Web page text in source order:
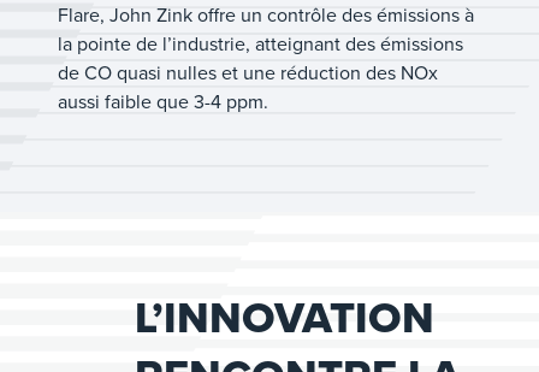
Flare, John Zink offre un contrôle des émissions à
la pointe de l’industrie, atteignant des émissions
de CO quasi nulles et une réduction des NOx
aussi faible que 3-4 ppm.
L’INNOVATION